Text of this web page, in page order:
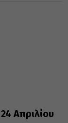
Απριλίου